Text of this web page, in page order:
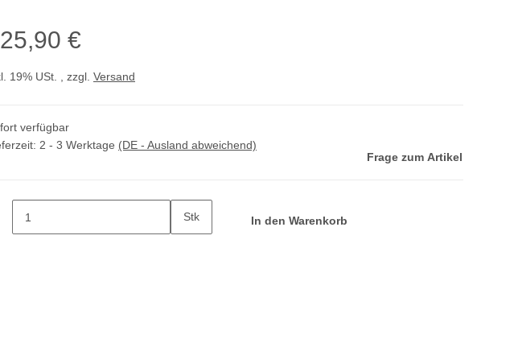
€
19% USt. , zzgl. Versand
verfügbar
2 - 3 Werktage (DE - Ausland abweichend)
Frage zum Artikel
Stk In den Warenkorb